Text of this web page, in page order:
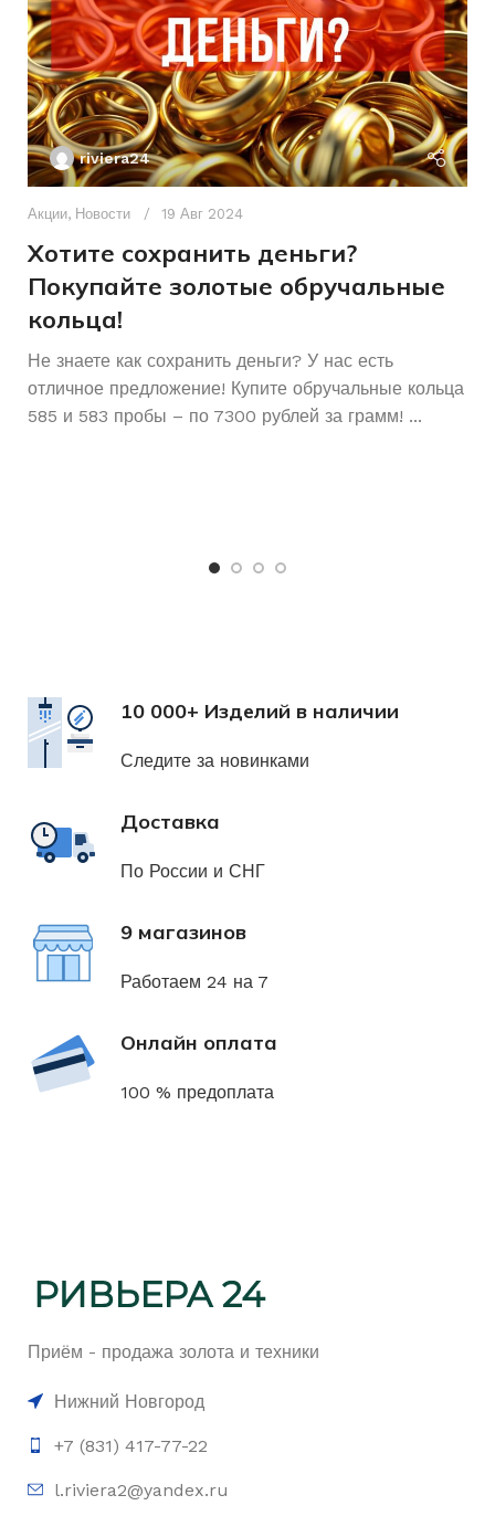
БРЕНД ИНСТРУМЕНТА
riviera24
Акции, Новости 19 Авг 2024
Хотите сохранить деньги?
Покупайте золотые обручальные
кольца!
Не знаете как сохранить деньги? У нас есть
отличное предложение! Купите обручальные кольца
585 и 583 пробы – по 7300 рублей за грамм! ...
10 000+ Изделий в наличии
Следите за новинками
Доставка
По России и СНГ
9 магазинов
Работаем 24 на 7
Онлайн оплата
100 % предоплата
Приём - продажа золота и техники
Нижний Новгород
+7 (831) 417-77-22
l.riviera2@yandex.ru